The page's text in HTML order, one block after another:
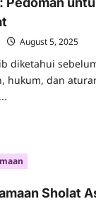
August 5, 2025
diketahui
hukum, dan
Sholat